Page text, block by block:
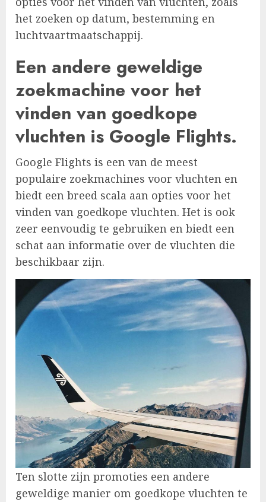
het zoeken op datum, bestemming en
luchtvaartmaatschappij.
Een andere geweldige
zoekmachine voor het
vinden van goedkope
vluchten is Google Flights.
Google Flights is een van de meest
populaire zoekmachines voor vluchten en
biedt een breed scala aan opties voor het
vinden van goedkope vluchten. Het is ook
zeer eenvoudig te gebruiken en biedt een
schat aan informatie over de vluchten die
beschikbaar zijn.
Ten slotte zijn promoties een andere
geweldige manier om goedkope vluchten te